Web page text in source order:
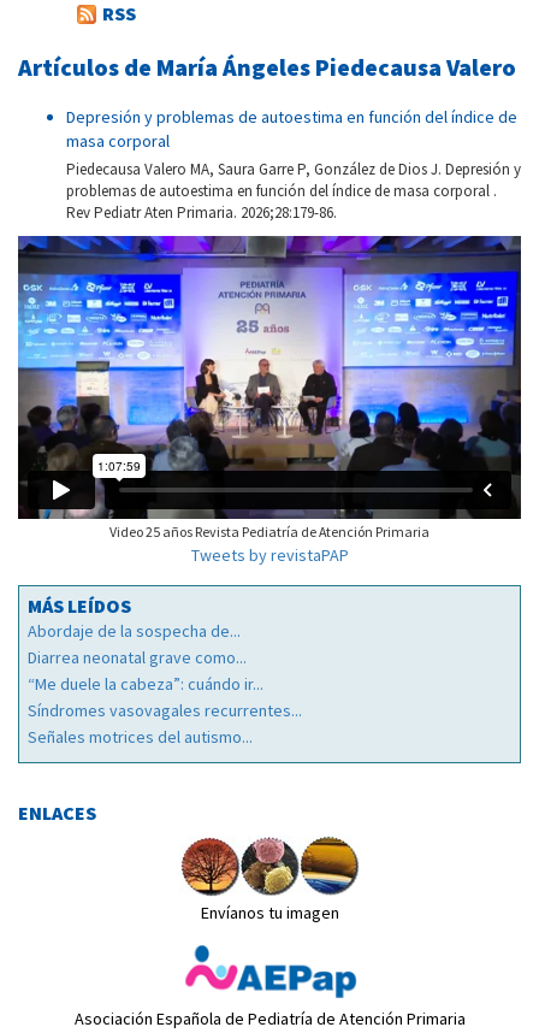
RSS
Artículos de María Ángeles Piedecausa Valero
Depresión y problemas de autoestima en función del índice de
masa corporal
Piedecausa Valero MA, Saura Garre P, González de Dios J. Depresión y
problemas de autoestima en función del índice de masa corporal .
Rev Pediatr Aten Primaria. 2026;28:179-86.
Video 25 años Revista Pediatría de Atención Primaria
Tweets by revistaPAP
MÁS LEÍDOS
Abordaje de la sospecha de...
Diarrea neonatal grave como...
“Me duele la cabeza”: cuándo ir...
Síndromes vasovagales recurrentes...
Señales motrices del autismo...
ENLACES
Envíanos tu imagen
Asociación Española de Pediatría de Atención Primaria